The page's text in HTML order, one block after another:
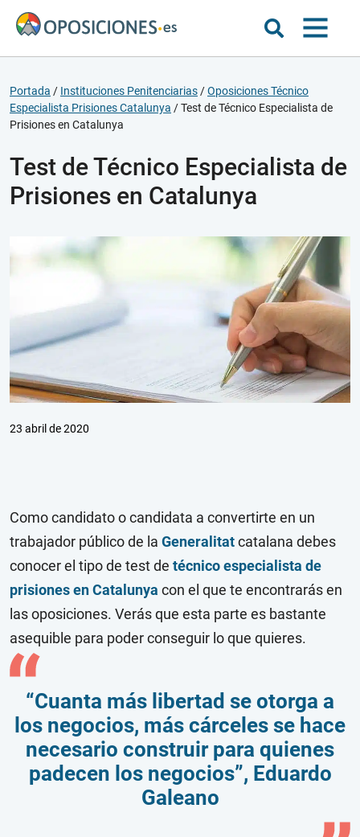
Portada / Instituciones Penitenciarias /Oposiciones Técnico
Especialista Prisiones Catalunya /Test de Técnico Especialista de
Prisiones en Catalunya
Test de Técnico Especialista de
Prisiones en Catalunya
23 abril de 2020
Como candidato o candidata a convertirte en un
trabajador público de la Generalitatcatalana debes
conocer el tipo de test de técnico especialista de
prisiones en Catalunya con el que te encontrarás en
las oposiciones. Verás que esta parte es bastante
asequible para poder conseguir lo que quieres.
“Cuanta más libertad se otorga a
los negocios, más cárceles se hace
necesario construir para quienes
padecen los negocios”, Eduardo
Galeano